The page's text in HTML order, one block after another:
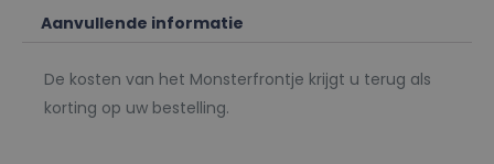
Aanvullende informatie
De kosten van het Monsterfrontje krijgt u terug als
korting op uw bestelling.